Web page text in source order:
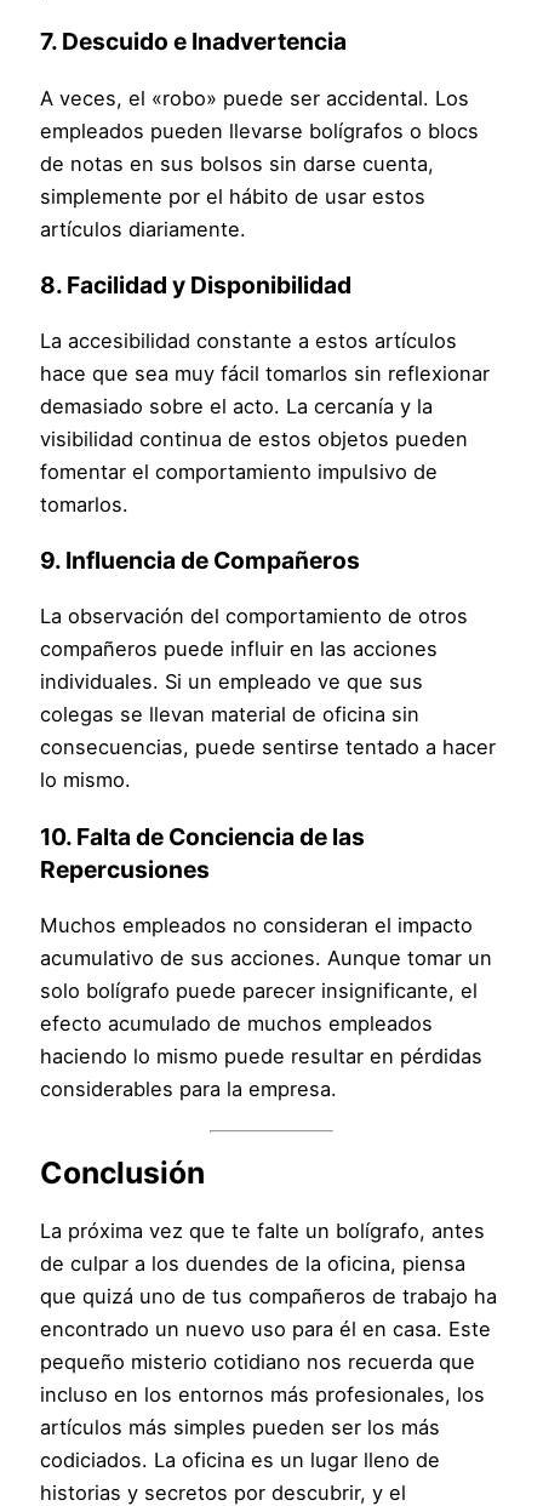
7. Descuido e Inadvertencia
A veces, el «robo» puede ser accidental. Los
empleados pueden llevarse bolígrafos o blocs
de notas en sus bolsos sin darse cuenta,
simplemente por el hábito de usar estos
artículos diariamente.
8. Facilidad y Disponibilidad
La accesibilidad constante a estos artículos
hace que sea muy fácil tomarlos sin reflexionar
demasiado sobre el acto. La cercanía y la
visibilidad continua de estos objetos pueden
fomentar el comportamiento impulsivo de
tomarlos.
9. Influencia de Compañeros
La observación del comportamiento de otros
compañeros puede influir en las acciones
individuales. Si un empleado ve que sus
colegas se llevan material de oficina sin
consecuencias, puede sentirse tentado a hacer
lo mismo.
10. Falta de Conciencia de las
Repercusiones
Muchos empleados no consideran el impacto
acumulativo de sus acciones. Aunque tomar un
solo bolígrafo puede parecer insignificante, el
efecto acumulado de muchos empleados
haciendo lo mismo puede resultar en pérdidas
considerables para la empresa.
Conclusión
La próxima vez que te falte un bolígrafo, antes
de culpar a los duendes de la oficina, piensa
que quizá uno de tus compañeros de trabajo ha
encontrado un nuevo uso para él en casa. Este
pequeño misterio cotidiano nos recuerda que
incluso en los entornos más profesionales, los
artículos más simples pueden ser los más
codiciados. La oficina es un lugar lleno de
historias y secretos por descubrir, y el